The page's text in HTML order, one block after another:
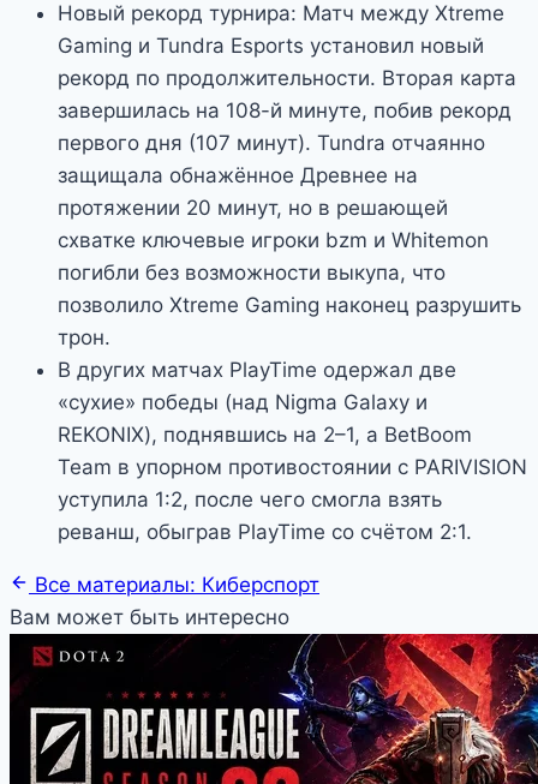
Новый рекорд турнира: Матч между Xtreme
Gaming и Tundra Esports установил новый
рекорд по продолжительности. Вторая карта
завершилась на 108-й минуте, побив рекорд
первого дня (107 минут). Tundra отчаянно
защищала обнажённое Древнее на
протяжении 20 минут, но в решающей
схватке ключевые игроки bzm и Whitemon
погибли без возможности выкупа, что
позволило Xtreme Gaming наконец разрушить
трон.
В других матчах PlayTime одержал две
«сухие» победы (над Nigma Galaxy и
REKONIX), поднявшись на 2–1, а BetBoom
Team в упорном противостоянии с PARIVISION
уступила 1:2, после чего смогла взять
реванш, обыграв PlayTime со счётом 2:1.
Все материалы: Киберспорт
Вам может быть интересно